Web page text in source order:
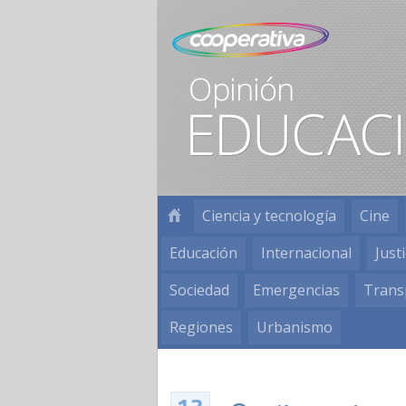
Ciencia y tecnología
Cine
Educación
Internacional
Sociedad
Emergencias
Regiones
Urbanismo